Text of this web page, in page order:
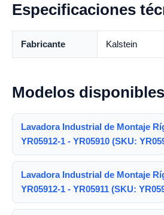
Especificaciones
Fabricante Kalstein
Modelos disponibles
Lavadora Industrial de Montaje
YR05912-1 - YR05910 (SKU:
Lavadora Industrial de Montaje
YR05912-1 - YR05911 (SKU: